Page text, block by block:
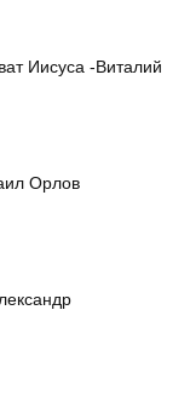
Иисуса -Виталий
Орлов